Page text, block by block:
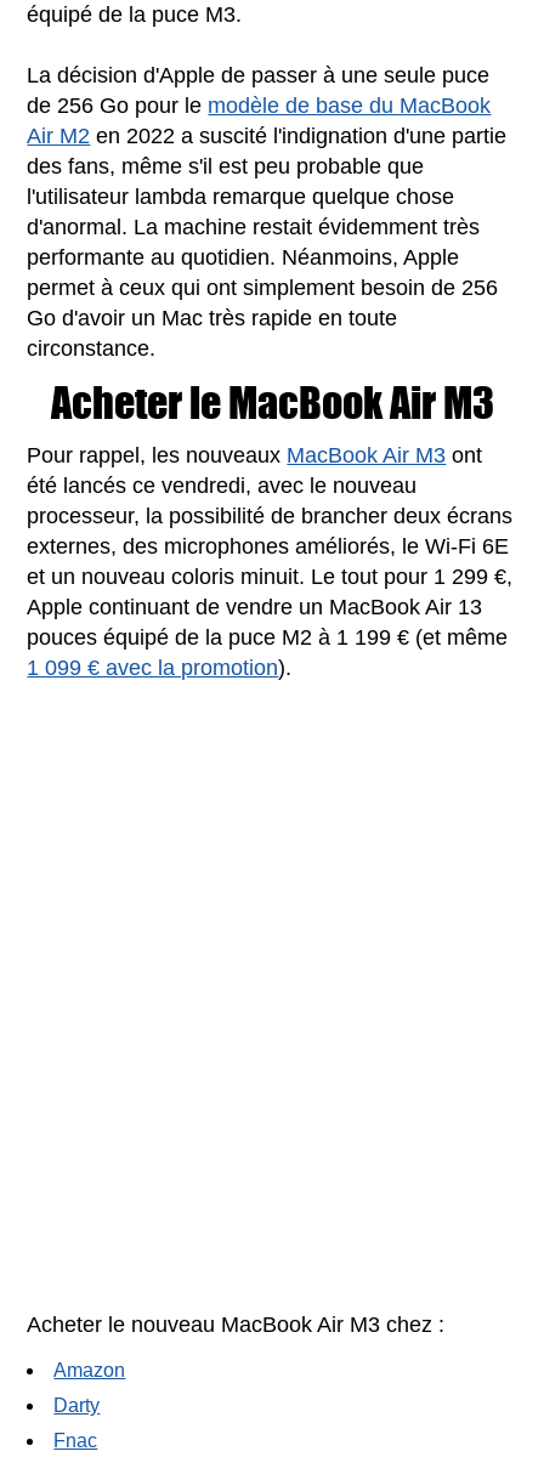
équipé de la puce M3.
La décision d'Apple de passer à une seule puce
de 256 Go pour le modèle de base du MacBook
Air M2 en 2022 a suscité l'indignation d'une partie
des fans, même s'il est peu probable que
l'utilisateur lambda remarque quelque chose
d'anormal. La machine restait évidemment très
performante au quotidien. Néanmoins, Apple
permet à ceux qui ont simplement besoin de 256
Go d'avoir un Mac très rapide en toute
circonstance.
Acheter le MacBook Air M3
Pour rappel, les nouveaux MacBook Air M3 ont
été lancés ce vendredi, avec le nouveau
processeur, la possibilité de brancher deux écrans
externes, des microphones améliorés, le Wi-Fi 6E
et un nouveau coloris minuit. Le tout pour 1 299 €,
Apple continuant de vendre un MacBook Air 13
pouces équipé de la puce M2 à 1 199 € (et même
1 099 € avec la promotion).
Acheter le nouveau MacBook Air M3 chez :
Amazon
Darty
Fnac